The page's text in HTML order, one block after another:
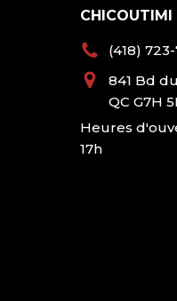
CHICOUTIMI
(418)
841 Bd
QC G7H
Heures
17h